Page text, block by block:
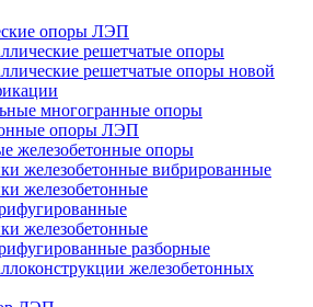
опоры ЛЭП
решетчатые опоры
решетчатые опоры новой
многогранные опоры
опоры ЛЭП
железобетонные опоры
железобетонные вибрированные
железобетонные
железобетонные
разборные
железобетонных